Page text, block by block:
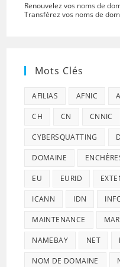
Renouvelez vos noms de
Transférez vos noms de
Mots Clés
AFILIAS AFNIC
CH CN CNNIC
CYBERSQUATTING
DOMAINE
EU EURID
ICANN IDN
MAINTENANCE
NAMEBAY NET
NOM DE DOMAINE